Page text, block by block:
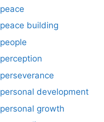
peace
peace building
people
perception
perseverance
personal development
personal growth